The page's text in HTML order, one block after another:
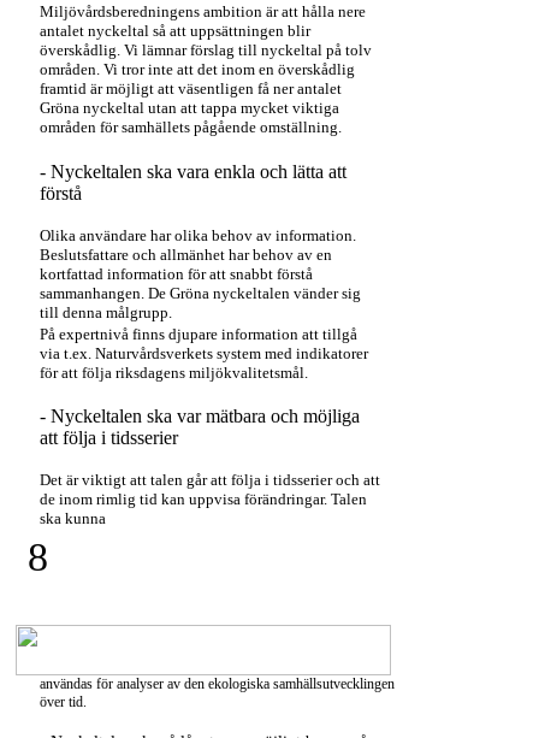
Miljövårdsberedningens ambition är att hålla nere
antalet nyckeltal så att uppsättningen blir
överskådlig. Vi lämnar förslag till nyckeltal på tolv
områden. Vi tror inte att det inom en överskådlig
framtid är möjligt att väsentligen få ner antalet
Gröna nyckeltal utan att tappa mycket viktiga
områden för samhällets pågående omställning.
- Nyckeltalen ska vara enkla och lätta att
förstå
Olika användare har olika behov av information.
Beslutsfattare och allmänhet har behov av en
kortfattad information för att snabbt förstå
sammanhangen. De Gröna nyckeltalen vänder sig
till denna målgrupp.
På expertnivå finns djupare information att tillgå
via t.ex. Naturvårdsverkets system med indikatorer
för att följa riksdagens miljökvalitetsmål.
- Nyckeltalen ska var mätbara och möjliga
att följa i tidsserier
Det är viktigt att talen går att följa i tidsserier och att
de inom rimlig tid kan uppvisa förändringar. Talen
ska kunna
8
användas för analyser av den ekologiska samhällsutvecklingen
över tid.